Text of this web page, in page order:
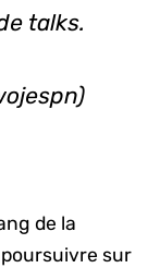
talks.
de la
sur